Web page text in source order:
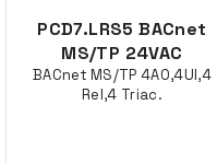
PCD7.LRS5 BACnet
MS/TP 24VAC
BACnet MS/TP 4AO,4UI,4
Rel,4 Triac.